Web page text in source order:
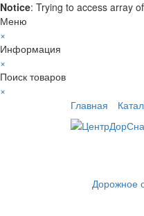
Notice: Trying to access array
Меню
×
Информация
×
Поиск товаров
×
Главная
Дорожное